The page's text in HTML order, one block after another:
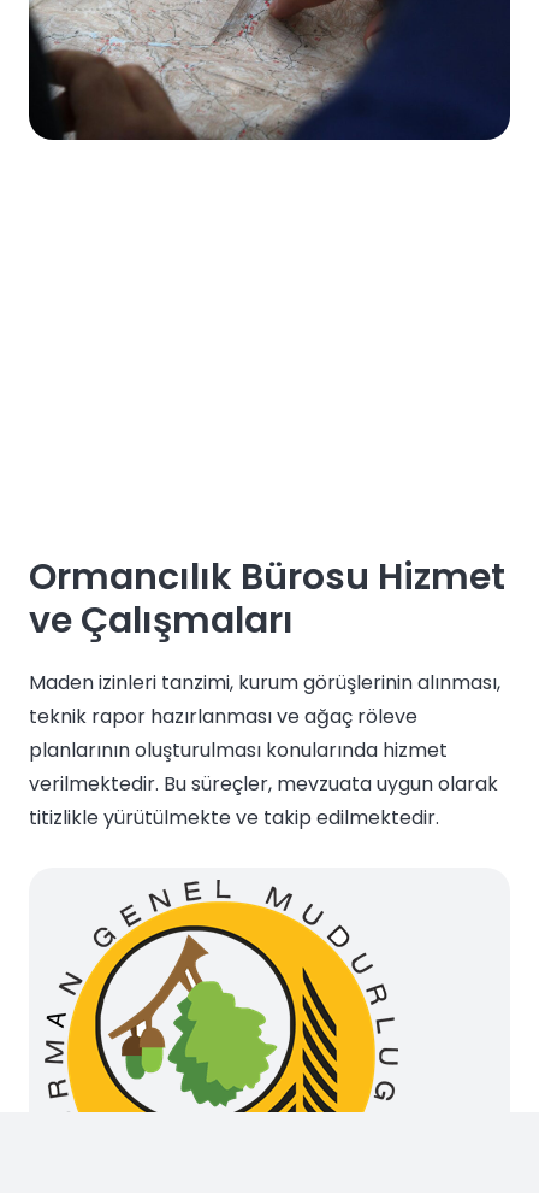
Ormancılık Bürosu Hizmet
ve Çalışmaları
Maden izinleri tanzimi, kurum görüşlerinin alınması,
teknik rapor hazırlanması ve ağaç röleve
planlarının oluşturulması konularında hizmet
verilmektedir. Bu süreçler, mevzuata uygun olarak
titizlikle yürütülmekte ve takip edilmektedir.